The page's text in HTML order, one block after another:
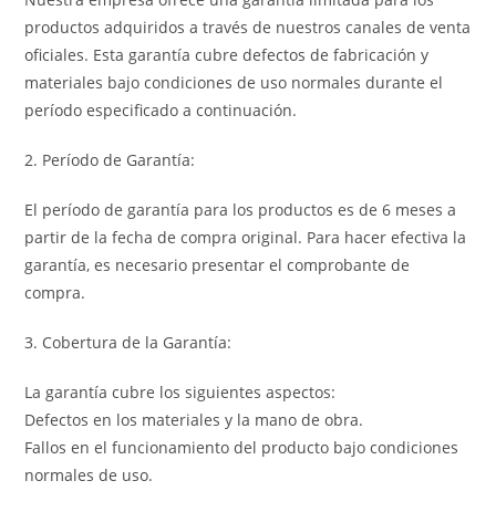
productos adquiridos a través de nuestros canales de venta
oficiales. Esta garantía cubre defectos de fabricación y
materiales bajo condiciones de uso normales durante el
período especificado a continuación.
2. Período de Garantía:
El período de garantía para los productos es de 6 meses a
partir de la fecha de compra original. Para hacer efectiva la
garantía, es necesario presentar el comprobante de
compra.
3. Cobertura de la Garantía:
La garantía cubre los siguientes aspectos:
Defectos en los materiales y la mano de obra.
Fallos en el funcionamiento del producto bajo condiciones
normales de uso.